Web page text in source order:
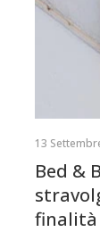
13
Bed &